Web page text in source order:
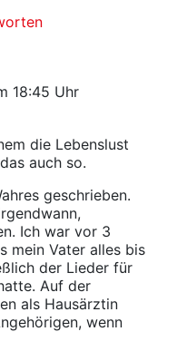
18:45 Uhr
die Lebenslust
auch so.
geschrieben.
Ich war vor 3
mein Vater alles bis
der Lieder für
Auf der
als Hausärztin
wenn